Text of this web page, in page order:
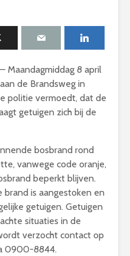
Maandagmiddag 8 april
de Brandsweg in
politie vermoedt, dat de
getuigen zich bij de
bosbrand rond
vanwege code oranje,
beperkt blijven.
is aangestoken en
getuigen. Getuigen
situaties in de
verzocht contact op
0900-8844.